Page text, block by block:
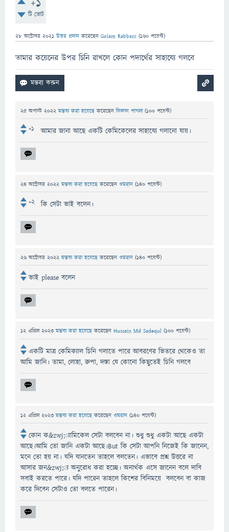
টি ভোট
28 অক্টোবর 2021 উত্তর প্রদান করেছেন Golam Rabbani (160 পয়েন্ট)
তামার কয়েনের উপর চিনি রাখলে কোন পদার্থের সাহায্যে গলবে
25 অগাস্ট 2022 মন্তব্য করা হয়েছেকরেছেনবিজ্ঞান পাগলা (100 পয়েন্ট)
+1 আমার জানা আছে একটি কেমিকেলের সাহায্যে গলানো যায়।
24 অক্টোবর 2022 মন্তব্য করা হয়েছেকরেছেন ওমরান (140 পয়েন্ট)
+2 কি সেটা ভাই বলেন।
26 অক্টোবর 2022 মন্তব্য করা হয়েছেকরেছেন ওমরান (140 পয়েন্ট)
ভাই please বলেন
12 এপ্রিল 2023 মন্তব্য করা হয়েছেকরেছেন Hussain Md Sadequl (100 পয়েন্ট)
একটি মাত্র কেমিক্যাল চিনি গলাতে পারে আবরণের ভিতরে থেকেও তা
আমি জানি। তামা, লোহা, রুপা, দস্তা যে কোনো কিছুতেই চিনি গলবে
12 এপ্রিল 2023 মন্তব্য করা হয়েছেকরেছেন ওমরান (140 পয়েন্ট)
কোন ক&zwj;্যামিকেল সেটা বলবেন না। শুধু শুধু একটা আছে একটা
আছে।আমি তো জানি একটা আছে।But কি সেটা আপনি নিজেই কি জানেন,
মনে তো হয় না। যদি যানতেন তাহলে বলতেন। এভাবে প্রশ্ন উত্তরে না
আসার জন&zwj;্য অনুরোধ করা হচ্ছে। অনার্থক এসে জানেন বলে দাবি
সবাই করতে পারে। যদি পারেন তাহলে কিশের বিনিময়ে বলবেন বা কাজ
করে দিবেন সেটাও তো বলতে পারেন।